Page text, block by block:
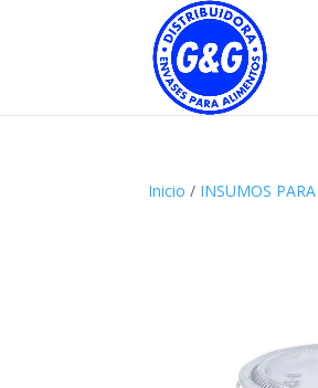
Inicio / INSUMOS